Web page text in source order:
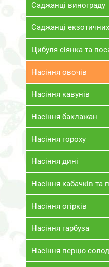
Саджанці винограду
Саджанці
Цибуля сіянка та
Насіння овочів
Насіння кавунів
Насіння баклажан
Насіння гороху
Насіння дині
Насіння кабачків та
Насіння огірків
Насіння гарбуза
Насіння перцю